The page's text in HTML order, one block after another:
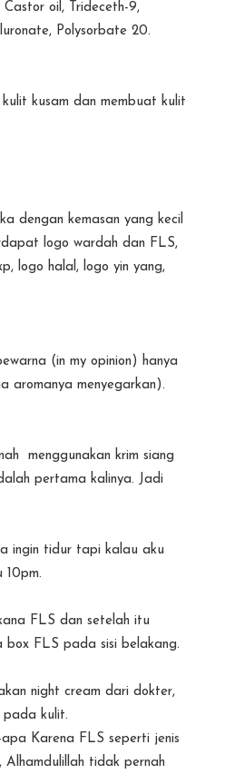
oil, Trideceth-9,
Polysorbate 20.
kusam dan membuat kulit
dengan kemasan yang kecil
logo wardah dan FLS,
logo halal, logo yin yang,
(in my opinion) hanya
aromanya menyegarkan).
menggunakan krim siang
pertama kalinya. Jadi
ingin tidur tapi kalau aku
FLS dan setelah itu
box FLS pada sisi belakang.
night cream dari dokter,
pada kulit.
Karena FLS seperti jenis
tidak pernah